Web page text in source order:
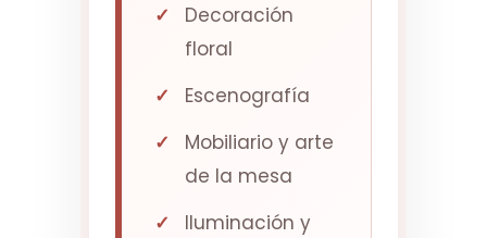
Decoración
floral
Escenografía
Mobiliario y arte
de la mesa
Iluminación y